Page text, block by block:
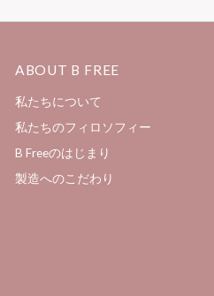
ABOUT B FREE
私たちについて
私たちのフィロソフィー
B Freeのはじまり
製造へのこだわり